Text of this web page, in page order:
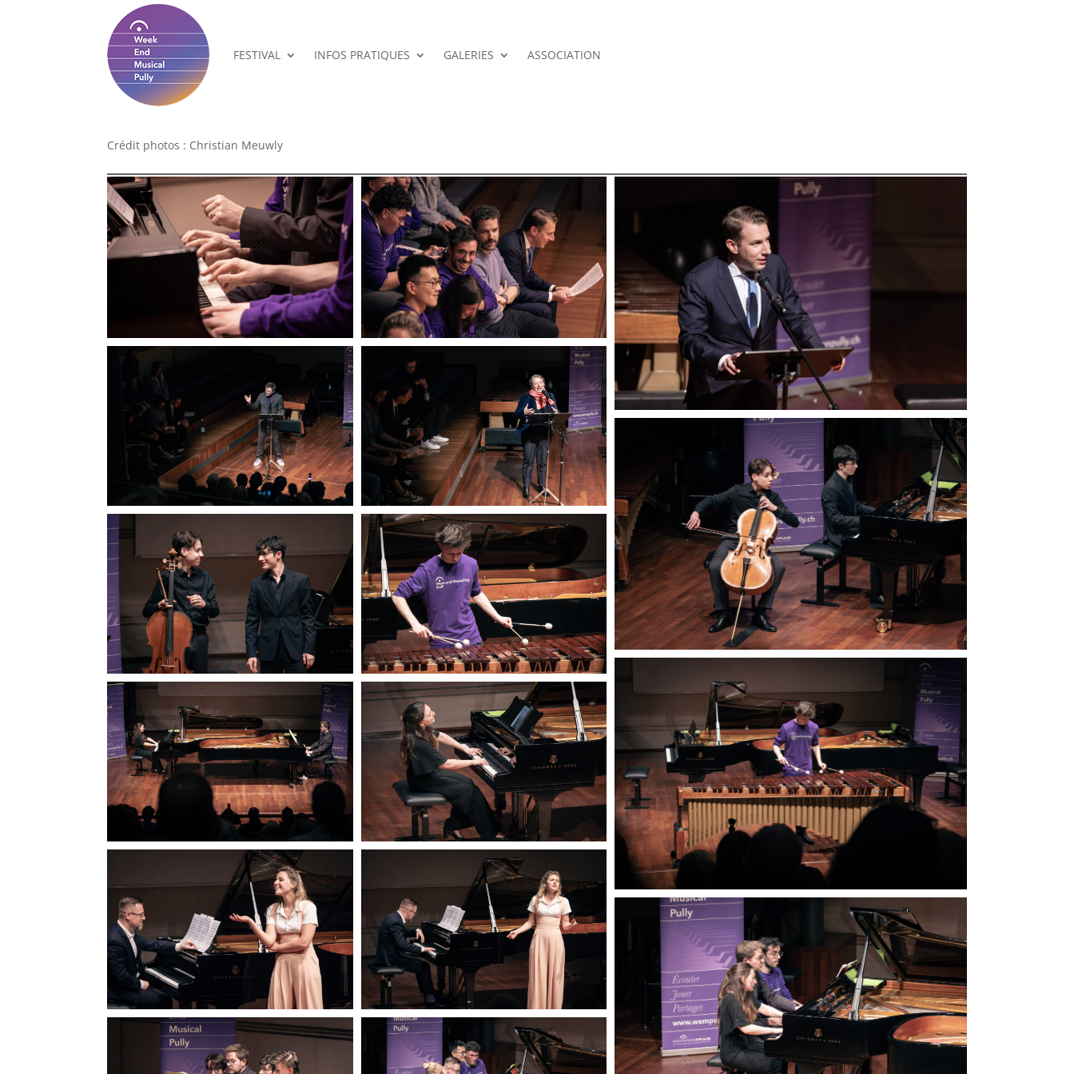
FESTIVAL INFOS PRATIQUES GALERIES ASSOCIATION
Crédit photos : Christian Meuwly